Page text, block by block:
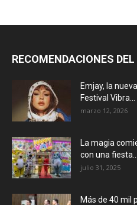
RECOMENDACIONES
Emjay, la
Festival Vibra...
marzo 12, 2026
La magia
con una fiesta...
julio 31, 2025
Más de 40 mil